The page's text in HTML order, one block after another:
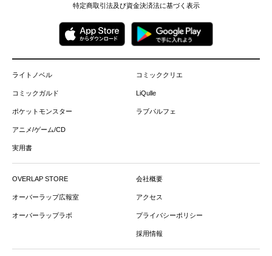
特定商取引法及び資金決済法に基づく表示
ライトノベル
コミックガルド
ポケットモンスター
アニメ/ゲーム/CD
実用書
コミッククリエ
LiQulle
ラブパルフェ
OVERLAP STORE
オーバーラップ広報室
オーバーラップラボ
会社概要
アクセス
プライバシーポリシー
採用情報